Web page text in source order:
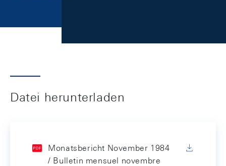
Datei herunterladen
Monatsbericht November 1984
/ Bulletin mensuel novembre